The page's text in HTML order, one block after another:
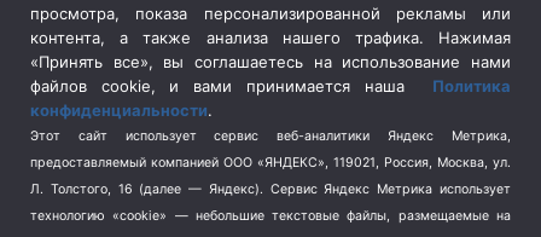
Социальная политика
(3)
Спецоперация в Украине
Спецоперация на Украине
(404)
Спорт (740)
Терроризм (1)
Транспорт (262)
просмотра, показа персонализированной рекламы или
контента, а также анализа нашего трафика. Нажимая
«Принять все», вы соглашаетесь на использование нами
файлов cookie, и вами принимается наша Политика
конфиденциальности.
Этот сайт использует сервис веб-аналитики Яндекс Метрика,
предоставляемый компанией ООО «ЯНДЕКС», 119021, Россия, Москва, ул.
Л. Толстого, 16 (далее — Яндекс). Сервис Яндекс Метрика использует
технологию «cookie» — небольшие текстовые файлы, размещаемые на